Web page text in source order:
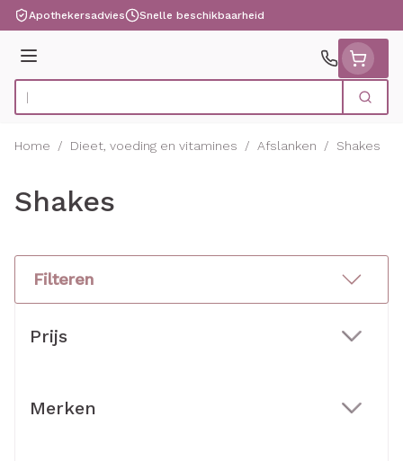
Ga naar de inhoud
Apothekersadvies Snelle beschikbaarheid
Menu
Product, merk, categorie... Zoek
Home / Dieet, voeding en vitamines / Afslanken / Shakes
Shakes
Filteren
Prijs
Merken